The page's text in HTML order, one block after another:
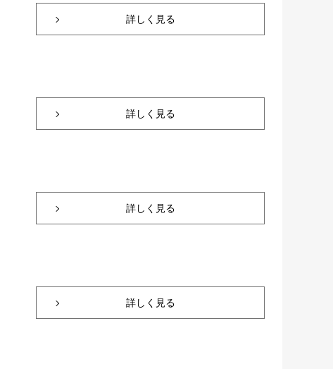
詳しく見る
詳しく見る
詳しく見る
詳しく見る